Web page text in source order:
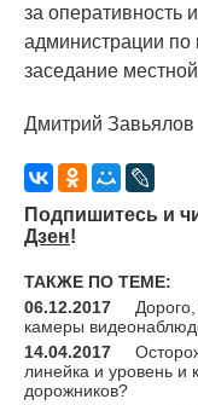
за оперативность
администрации
заседание
Дмитрий Завьялов
Подпишитесь и
Дзен!
ТАКЖЕ ПО ТЕМЕ:
06.12.2017
камеры
14.04.2017
линейка и уровень и
дорожников?